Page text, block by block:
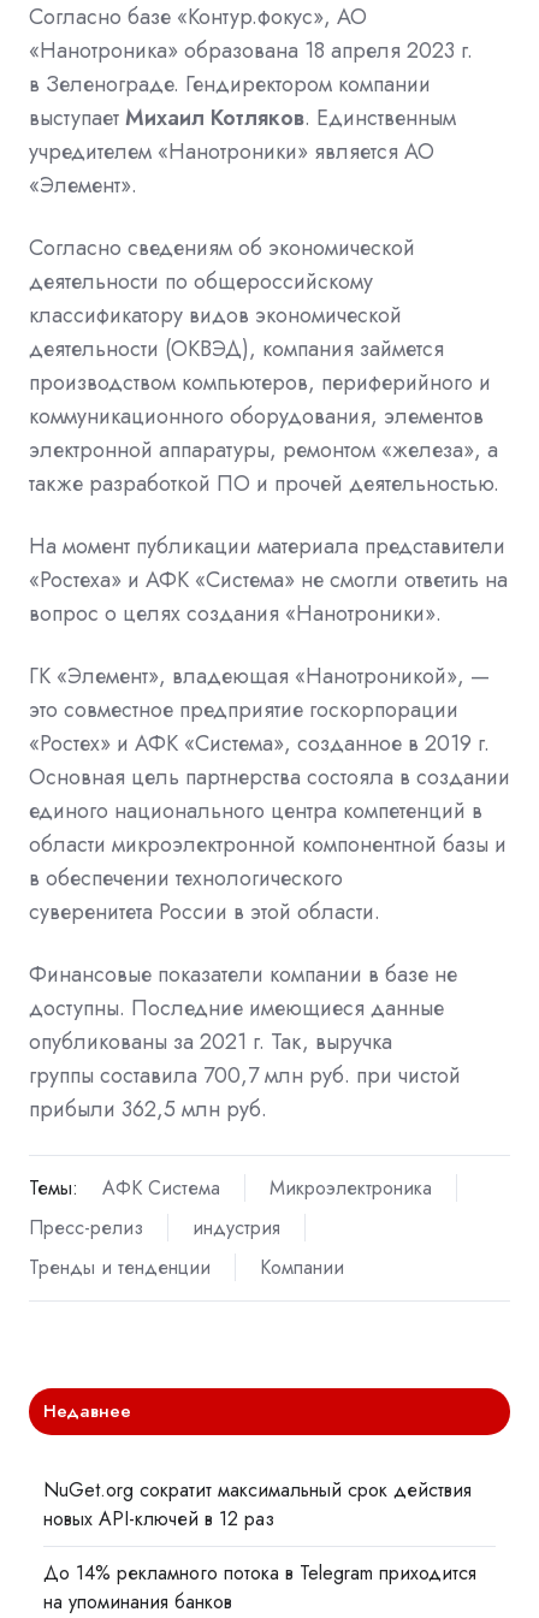
Согласно базе «Контур.фокус», АО
«Нанотроника» образована 18 апреля 2023 г.
в Зеленограде. Гендиректором компании
выступаетМихаил Котляков. Единственным
учредителем «Нанотроники» является АО
«Элемент».
Согласно сведениям об экономической
деятельности по общероссийскому
классификатору видов экономической
деятельности (ОКВЭД), компания займется
производством компьютеров, периферийного и
коммуникационного оборудования, элементов
электронной аппаратуры, ремонтом «железа», а
также разработкой ПО и прочей деятельностью.
На момент публикации материала представители
«Ростеха» и АФК «Система» не смогли ответить на
вопрос о целях создания «Нанотроники».
ГК «Элемент», владеющая «Нанотроникой», —
это совместное предприятие госкорпорации
«Ростех» и АФК «Система», созданное в 2019 г.
Основная цель партнерства состояла в создании
единого национального центра компетенций в
области микроэлектронной компонентной базы и
в обеспечении технологического
суверенитета России в этой области.
Финансовые показатели компании в базе не
доступны. Последние имеющиеся данные
опубликованы за 2021 г. Так, выручка
группы составила 700,7 млн руб. при чистой
прибыли 362,5 млн руб.
Темы: АФК Система
Микроэлектроника
Пресс-релиз
индустрия
Тренды и тенденции
Компании
Недавнее
NuGet.org сократит максимальный срок действия
новых API-ключей в 12 раз
До 14% рекламного потока в Telegram приходится
на упоминания банков